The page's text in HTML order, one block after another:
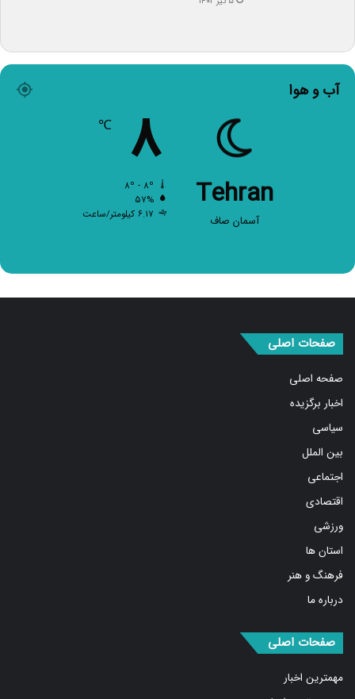
آب و هوا
Tehran
آسمان صاف
۸
۵۷%
۶.۱۷ کیلومتر/ساعت
صفحه اصلی
اخبار برگزیده
سیاسی
بین الملل
اجتماعی
اقتصادی
ورزشی
استان ها
فرهنگ و هنر
درباره ما
مهمترین اخبار
پربیننده‌ترین اخبار